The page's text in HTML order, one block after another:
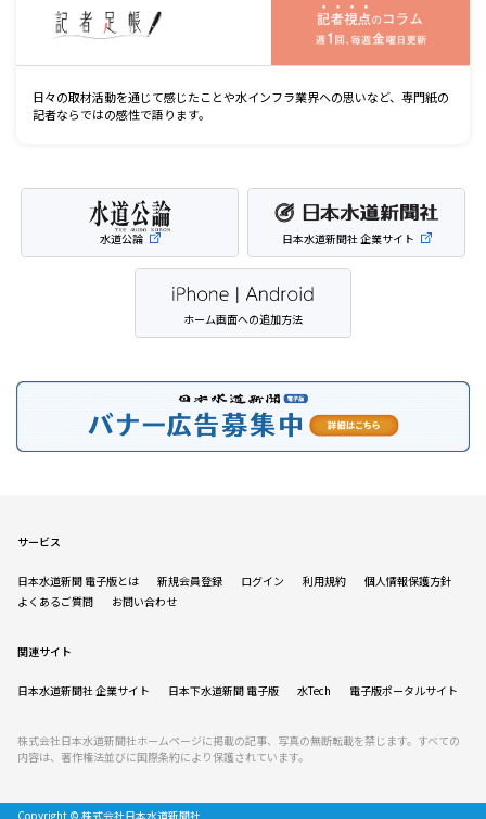
日々の取材活動を通じて感じたことや水インフラ業界への思いなど、専門紙の
記者ならではの感性で語ります。
水道公論 日本水道新聞社 企業サイト
ホーム画面への追加方法
サービス
日本水道新聞 電子版とは 新規会員登録 ログイン 利用規約
個人情報保護方針
よくあるご質問
お問い合わせ
関連サイト
日本水道新聞社 企業サイト 日本下水道新聞 電子版 水Tech 電子版ポータルサイト
株式会社日本水道新聞社ホームページに掲載の記事、写真の無断転載を禁じます。すべての
内容は、著作権法並びに国際条約により保護されています。
Copyright © 株式会社日本水道新聞社